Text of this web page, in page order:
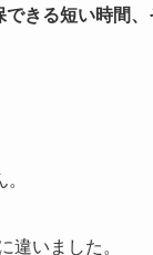
きる短い時間
いました。